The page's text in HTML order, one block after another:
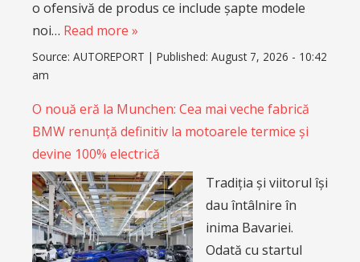
o ofensivă de produs ce include șapte modele
noi… Read more »
Source: AUTOREPORT | Published: August 7, 2026 - 10:42
am
O nouă eră la Munchen: Cea mai veche fabrică
BMW renunță definitiv la motoarele termice și
devine 100% electrică
Tradiția și viitorul își
dau întâlnire în
inima Bavariei.
Odată cu startul